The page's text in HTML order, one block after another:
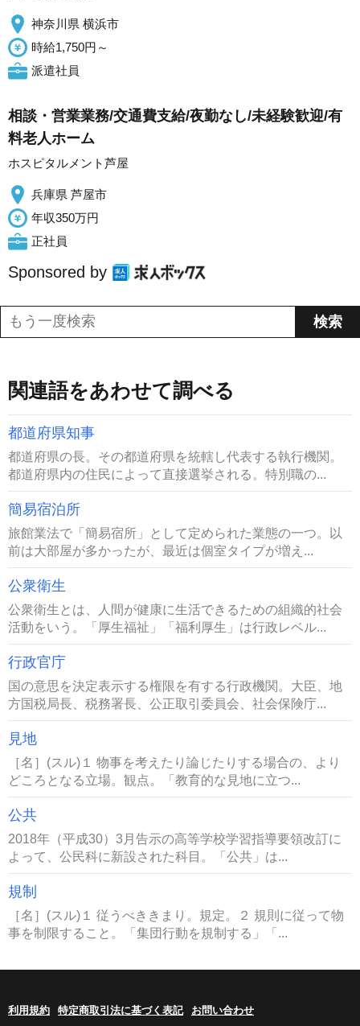
神奈川県 横浜市
時給1,750円～
派遣社員
相談・営業業務/交通費支給/夜勤なし/未経験歓迎/有
料老人ホーム
ホスピタルメント芦屋
兵庫県 芦屋市
年収350万円
正社員
Sponsored by
関連語をあわせて調べる
都道府県知事
都道府県の長。その都道府県を統轄し代表する執行機関。
都道府県内の住民によって直接選挙される。特別職の...
簡易宿泊所
旅館業法で「簡易宿所」として定められた業態の一つ。以
前は大部屋が多かったが、最近は個室タイプが増え...
公衆衛生
公衆衛生とは、人間が健康に生活できるための組織的社会
活動をいう。「厚生福祉」「福利厚生」は行政レベル...
行政官庁
国の意思を決定表示する権限を有する行政機関。大臣、地
方国税局長、税務署長、公正取引委員会、社会保険庁...
見地
［名］(スル)１ 物事を考えたり論じたりする場合の、より
どころとなる立場。観点。「教育的な見地に立つ...
公共
2018年（平成30）3月告示の高等学校学習指導要領改訂に
よって、公民科に新設された科目。「公共」は...
規制
［名］(スル)１ 従うべききまり。規定。２ 規則に従って物
事を制限すること。「集団行動を規制する」「...
利用規約 特定商取引法に基づく表記 お問い合わせ